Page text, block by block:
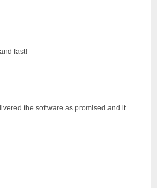
fast!
the software as promised and it